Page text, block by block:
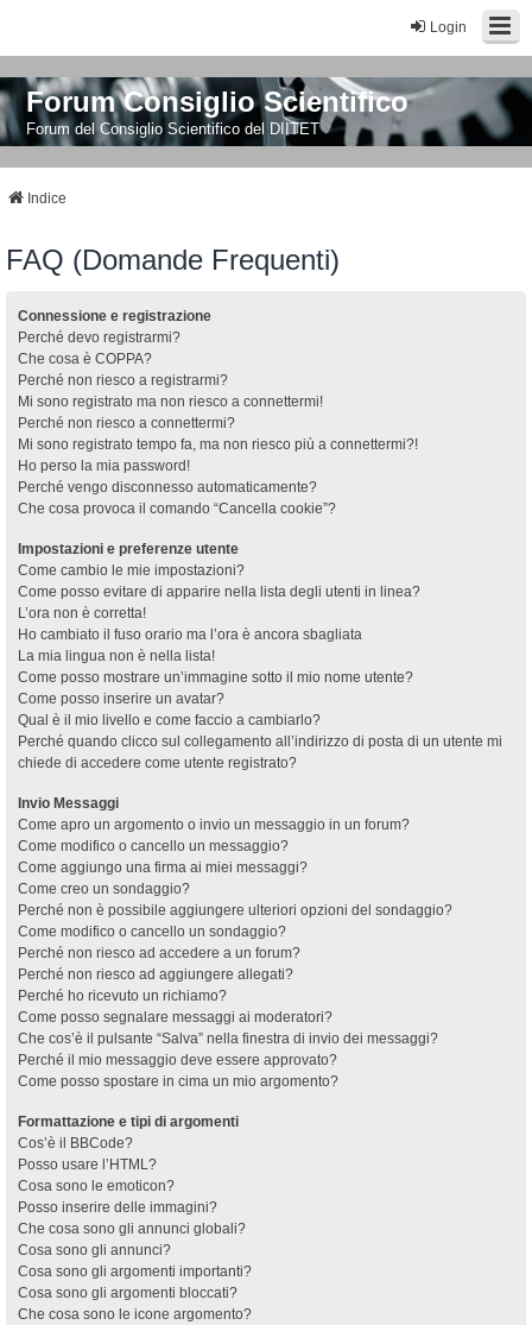
Login
Forum Consiglio Scientifico
Forum del Consiglio Scientifico del DIITET
Indice
FAQ (Domande Frequenti)
Connessione e registrazione
Perché devo registrarmi?
Che cosa è COPPA?
Perché non riesco a registrarmi?
Mi sono registrato ma non riesco a connettermi!
Perché non riesco a connettermi?
Mi sono registrato tempo fa, ma non riesco più a connettermi?!
Ho perso la mia password!
Perché vengo disconnesso automaticamente?
Che cosa provoca il comando “Cancella cookie”?
Impostazioni e preferenze utente
Come cambio le mie impostazioni?
Come posso evitare di apparire nella lista degli utenti in linea?
L’ora non è corretta!
Ho cambiato il fuso orario ma l’ora è ancora sbagliata
La mia lingua non è nella lista!
Come posso mostrare un’immagine sotto il mio nome utente?
Come posso inserire un avatar?
Qual è il mio livello e come faccio a cambiarlo?
Perché quando clicco sul collegamento all’indirizzo di posta di un utente mi
chiede di accedere come utente registrato?
Invio Messaggi
Come apro un argomento o invio un messaggio in un forum?
Come modifico o cancello un messaggio?
Come aggiungo una firma ai miei messaggi?
Come creo un sondaggio?
Perché non è possibile aggiungere ulteriori opzioni del sondaggio?
Come modifico o cancello un sondaggio?
Perché non riesco ad accedere a un forum?
Perché non riesco ad aggiungere allegati?
Perché ho ricevuto un richiamo?
Come posso segnalare messaggi ai moderatori?
Che cos’è il pulsante “Salva” nella finestra di invio dei messaggi?
Perché il mio messaggio deve essere approvato?
Come posso spostare in cima un mio argomento?
Formattazione e tipi di argomenti
Cos’è il BBCode?
Posso usare l’HTML?
Cosa sono le emoticon?
Posso inserire delle immagini?
Che cosa sono gli annunci globali?
Cosa sono gli annunci?
Cosa sono gli argomenti importanti?
Cosa sono gli argomenti bloccati?
Che cosa sono le icone argomento?